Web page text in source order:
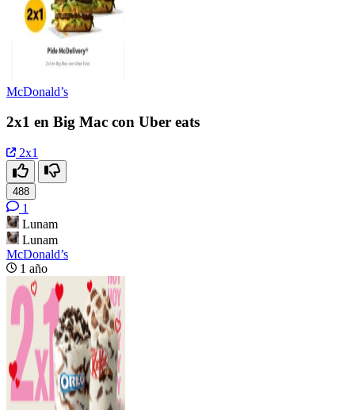
McDonald’s
2x1 en Big Mac con Uber eats
2x1
488
1
Lunam
Lunam
McDonald’s
1 año